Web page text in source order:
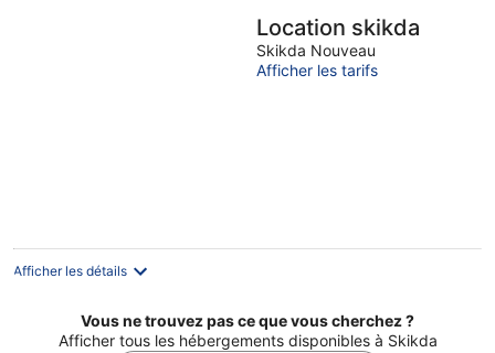
Location skikda
Skikda Nouveau
Afficher les tarifs
Afficher les détails
Vous ne trouvez pas ce que vous cherchez ?
Afficher tous les hébergements disponibles à Skikda